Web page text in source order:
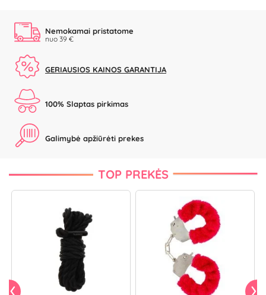
Nemokamai pristatome
nuo 39 €
GERIAUSIOS KAINOS GARANTIJA
100% Slaptas pirkimas
Galimybė apžiūrėti prekes
TOP PREKĖS